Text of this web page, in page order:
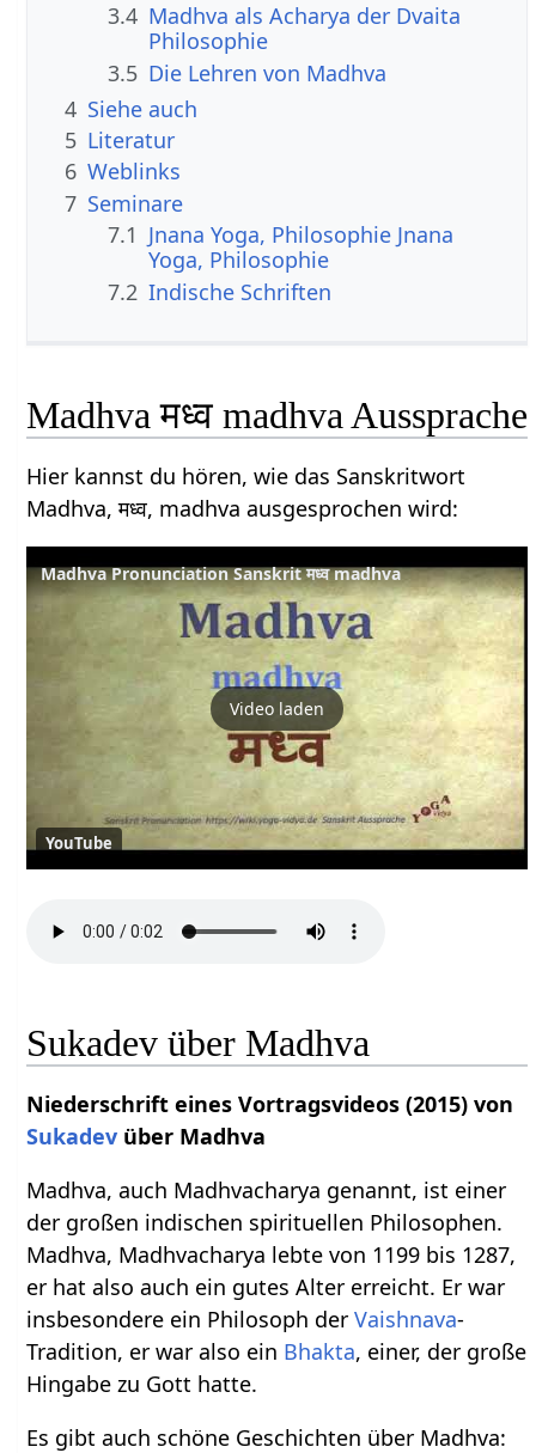
3.4 Madhva als Acharya der Dvaita
Philosophie
3.5 Die Lehren von Madhva
4 Siehe auch
5 Literatur
6 Weblinks
7 Seminare
7.1 Jnana Yoga, Philosophie Jnana
Yoga, Philosophie
7.2 Indische Schriften
Madhva मध्व madhva Aussprache
Hier kannst du hören, wie das Sanskritwort
Madhva, मध्व, madhva ausgesprochen wird:
Madhva Pronunciation Sanskrit मध्व madhva
Video laden
YouTube
Sukadev über Madhva
Niederschrift eines Vortragsvideos (2015) von
Sukadev über Madhva
Madhva, auch Madhvacharya genannt, ist einer
der großen indischen spirituellen Philosophen.
Madhva, Madhvacharya lebte von 1199 bis 1287,
er hat also auch ein gutes Alter erreicht. Er war
insbesondere ein Philosoph derVaishnava-
Tradition, er war also ein Bhakta, einer, der große
Hingabe zu Gott hatte.
Es gibt auch schöne Geschichten über Madhva: